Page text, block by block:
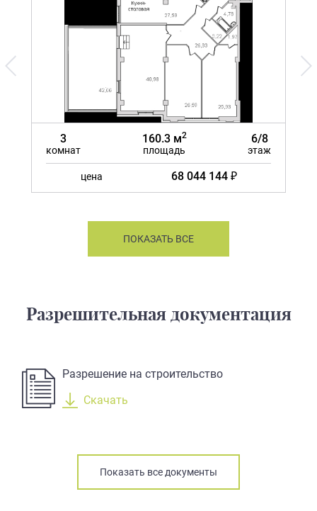
3
комнат
160.3 м2
площадь
6/8
этаж
цена 68 044 144 ₽
ПОКАЗАТЬ ВСЕ
Разрешительная документация
Разрешение на строительство
Скачать
Показать все документы